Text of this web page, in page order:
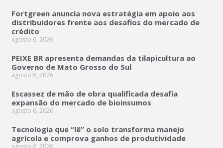
Fortgreen anuncia nova estratégia em apoio aos
distribuidores frente aos desafios do mercado de
crédito
agosto 6, 2026
PEIXE BR apresenta demandas da tilapicultura ao
Governo de Mato Grosso do Sul
agosto 6, 2026
Escassez de mão de obra qualificada desafia
expansão do mercado de bioinsumos
agosto 6, 2026
Tecnologia que “lê” o solo transforma manejo
agrícola e comprova ganhos de produtividade